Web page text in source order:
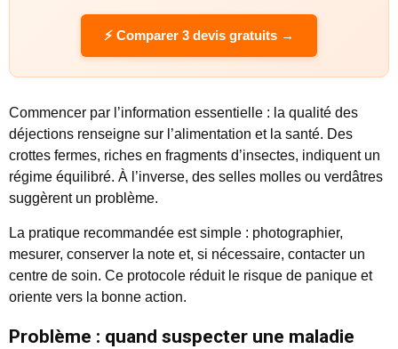
⚡ Comparer 3 devis gratuits →
Commencer par l’information essentielle : la qualité des
déjections renseigne sur l’alimentation et la santé. Des
crottes fermes, riches en fragments d’insectes, indiquent un
régime équilibré. À l’inverse, des selles molles ou verdâtres
suggèrent un problème.
La pratique recommandée est simple : photographier,
mesurer, conserver la note et, si nécessaire, contacter un
centre de soin. Ce protocole réduit le risque de panique et
oriente vers la bonne action.
Problème : quand suspecter une maladie